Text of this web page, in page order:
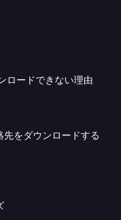
ロードできない理由
をダウンロードする